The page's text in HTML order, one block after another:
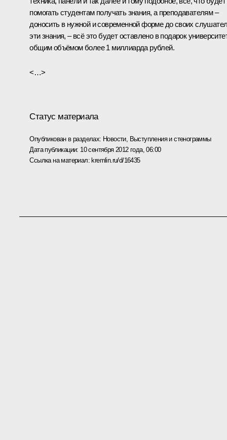
помогать студентам получать знания, а преподавателям –
доносить в нужной и современной форме до своих
эти знания, – всё это будет оставлено в подарок
общим объёмом более 1 миллиарда рублей.
<…>
Статус материала
Опубликован в разделах: Новости, Выступления и стенограммы
Дата публикации: 10 сентября 2012 года, 06:00
Ссылка на материал: kremlin.ru/d/16435